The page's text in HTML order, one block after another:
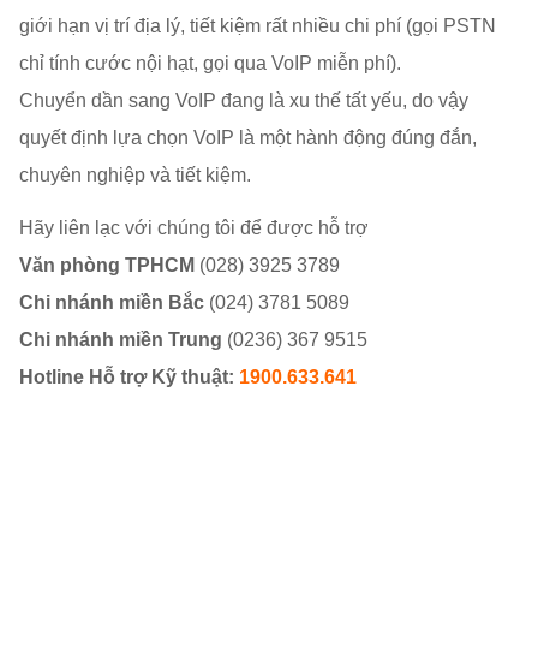
giới hạn vị trí địa lý, tiết kiệm rất nhiều chi phí (gọi PSTN
chỉ tính cước nội hạt, gọi qua VoIP miễn phí).
Chuyển dần sang VoIP đang là xu thế tất yếu, do vậy
quyết định lựa chọn VoIP là một hành động đúng đắn,
chuyên nghiệp và tiết kiệm.
Hãy liên lạc với chúng tôi để được hỗ trợ
Văn phòng TPHCM (028) 3925 3789
Chi nhánh miền Bắc (024) 3781 5089
Chi nhánh miền Trung (0236) 367 9515
Hotline Hỗ trợ Kỹ thuật: 1900.633.641